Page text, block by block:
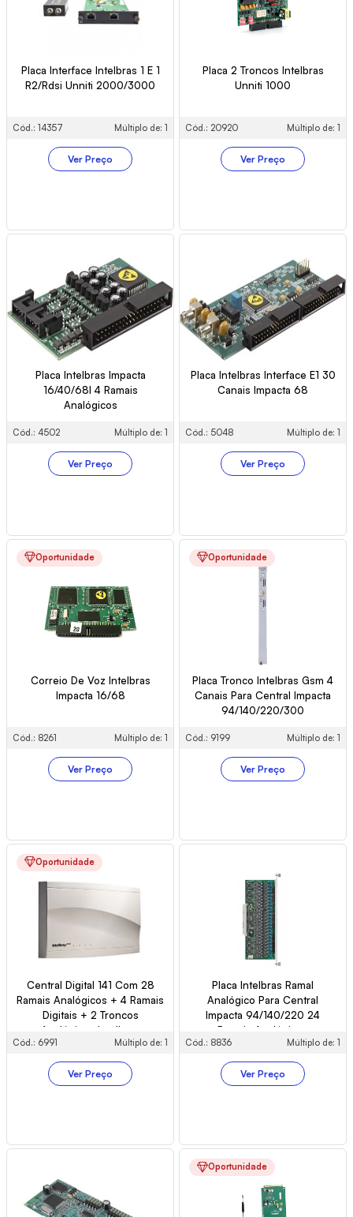
Placa Interface Intelbras 1 E 1
R2/Rdsi Unniti 2000/3000
Cód.: 14357 Múltiplo de: 1
Ver Preço
Placa 2 Troncos Intelbras
Unniti 1000
Cód.: 20920 Múltiplo de: 1
Ver Preço
Placa Intelbras Impacta
16/40/68I 4 Ramais
Analógicos
Cód.: 4502 Múltiplo de: 1
Ver Preço
Placa Intelbras Interface E1 30
Canais Impacta 68
Cód.: 5048 Múltiplo de: 1
Ver Preço
Oportunidade
Correio De Voz Intelbras
Impacta 16/68
Cód.: 8261 Múltiplo de: 1
Ver Preço
Oportunidade
Placa Tronco Intelbras Gsm 4
Canais Para Central Impacta
94/140/220/300
Cód.: 9199 Múltiplo de: 1
Ver Preço
Oportunidade
Central Digital 141 Com 28
Ramais Analógicos + 4 Ramais
Digitais + 2 Troncos
Analógicos Intelbras
Cód.: 6991 Múltiplo de: 1
Ver Preço
Placa Intelbras Ramal
Analógico Para Central
Impacta 94/140/220 24
Ramais Analógicos
Cód.: 8836 Múltiplo de: 1
Ver Preço
Oportunidade